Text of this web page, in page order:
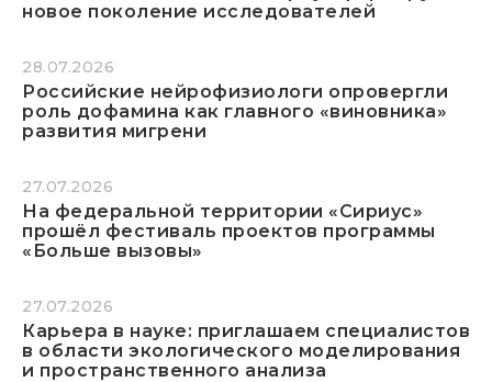
новое поколение исследователей
28.07.2026
Российские нейрофизиологи опровергли
роль дофамина как главного «виновника»
развития мигрени
27.07.2026
На федеральной территории «Сириус»
прошёл фестиваль проектов программы
«Больше вызовы»
27.07.2026
Карьера в науке: приглашаем специалистов
в области экологического моделирования
и пространственного анализа